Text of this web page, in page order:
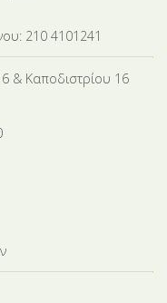
210 4101241
& Καποδιστρίου 16